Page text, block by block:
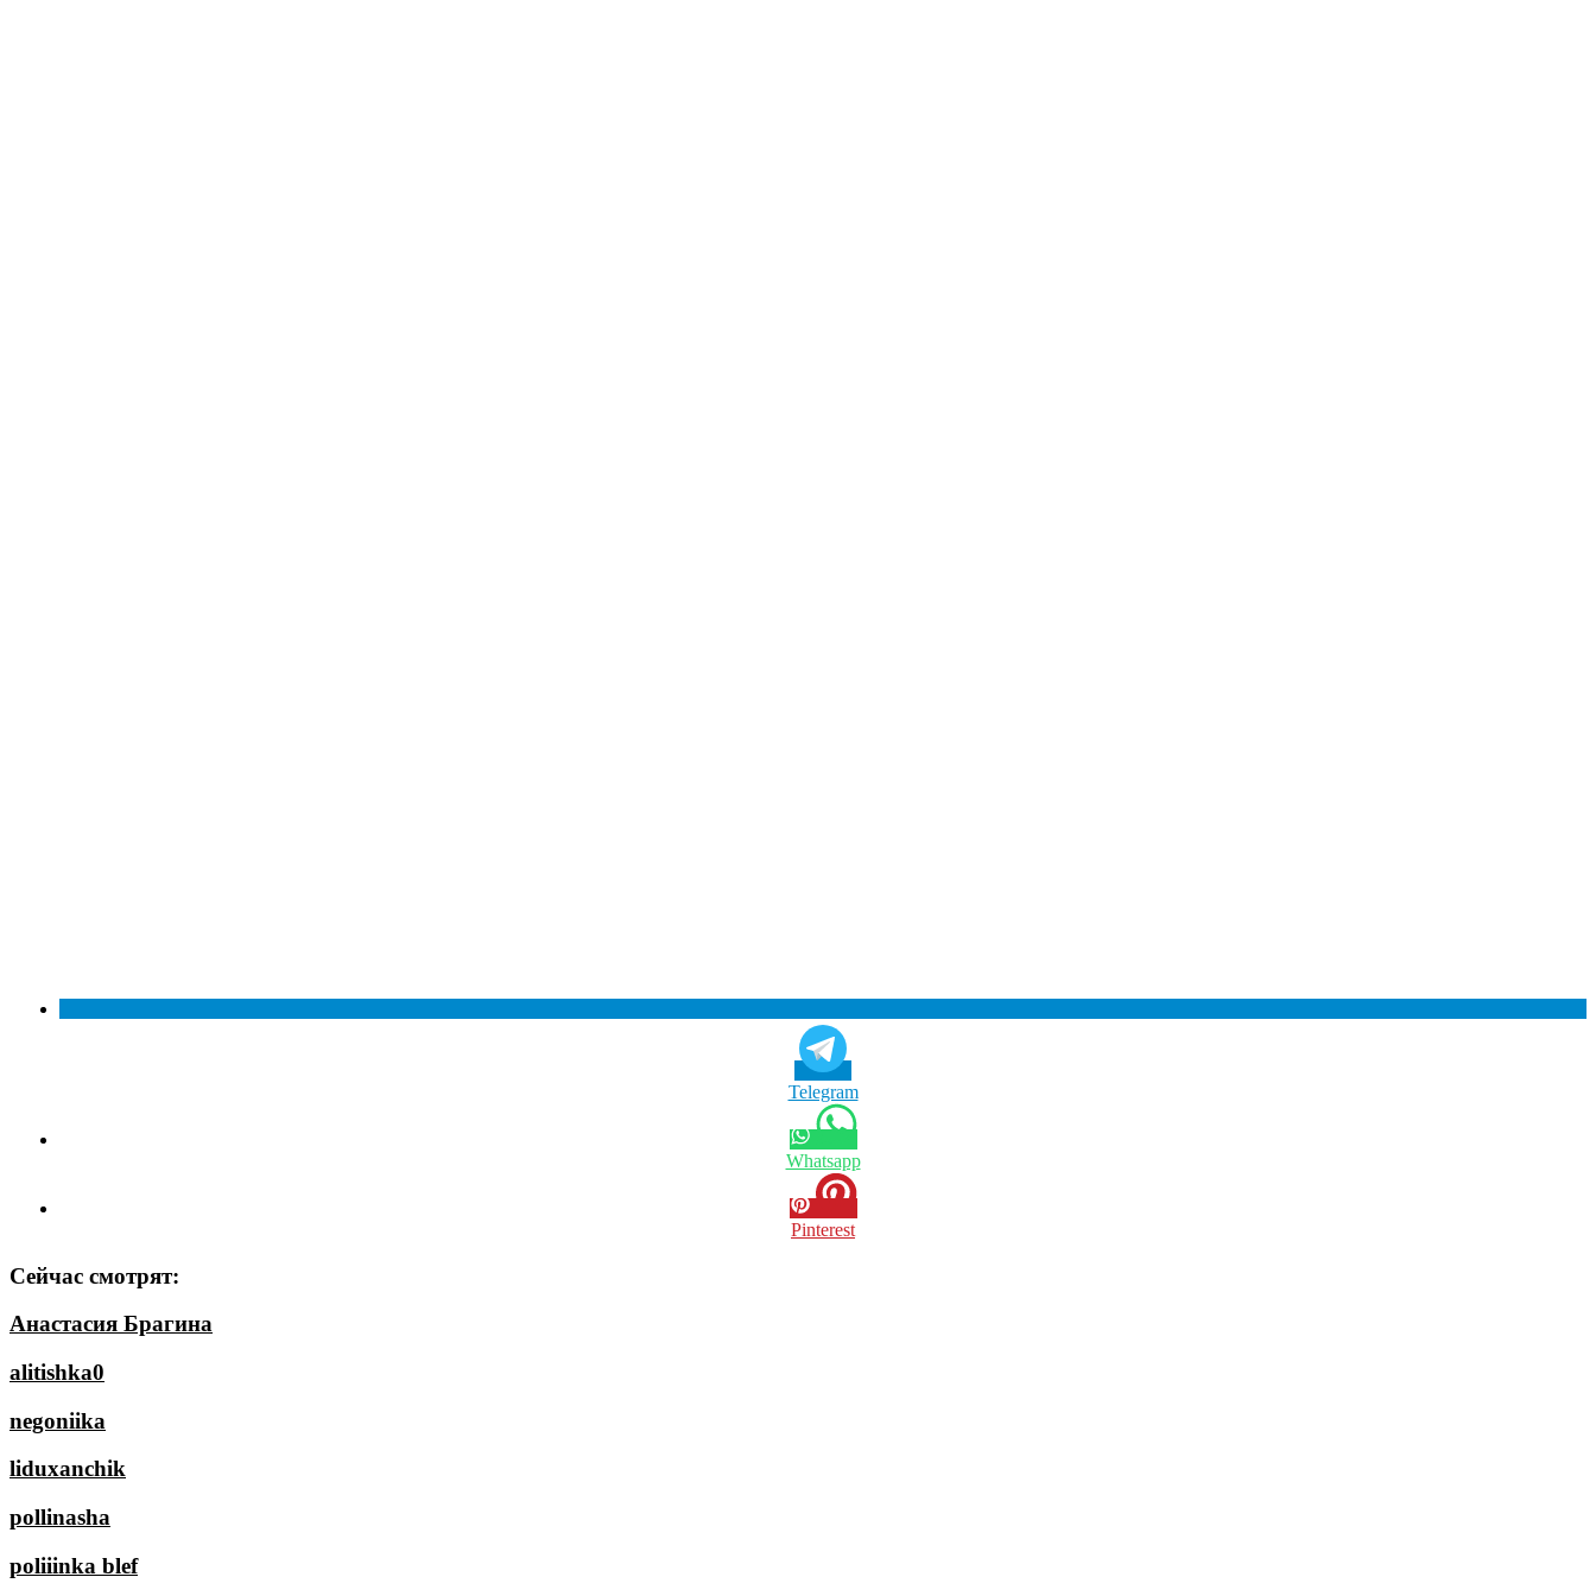
Telegram
Whatsapp
Pinterest
Сейчас смотрят:
Анастасия Брагина
alitishka0
negoniika
liduxanchik
pollinasha
poliiinka blef